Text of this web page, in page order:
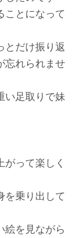
ことになって
とだけ振り返
忘れられませ
い足取りで妹
がって楽しく
を乗り出して
絵を見ながら